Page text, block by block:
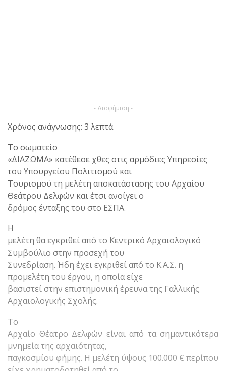
- Διαφήμιση -
Χρόνος ανάγνωσης: 3 λεπτά
Το σωματείο
«ΔΙΑΖΩΜΑ» κατέθεσε χθες στις αρμόδιες Υπηρεσίες
του Υπουργείου Πολιτισμού και
Τουρισμού τη μελέτη αποκατάστασης του Αρχαίου
Θεάτρου Δελφών και έτσι ανοίγει ο
δρόμος ένταξης του στο ΕΣΠΑ.
Η
μελέτη θα εγκριθεί από το Κεντρικό Αρχαιολογικό
Συμβούλιο στην προσεχή του
Συνεδρίαση. Ήδη έχει εγκριθεί από το Κ.Α.Σ. η
προμελέτη του έργου, η οποία είχε
βασιστεί στην επιστημονική έρευνα της Γαλλικής
Αρχαιολογικής Σχολής.
Το
Αρχαίο Θέατρο Δελφών είναι από τα σημαντικότερα
μνημεία της αρχαιότητας,
παγκοσμίου φήμης. Η μελέτη ύψους 100.000 € περίπου